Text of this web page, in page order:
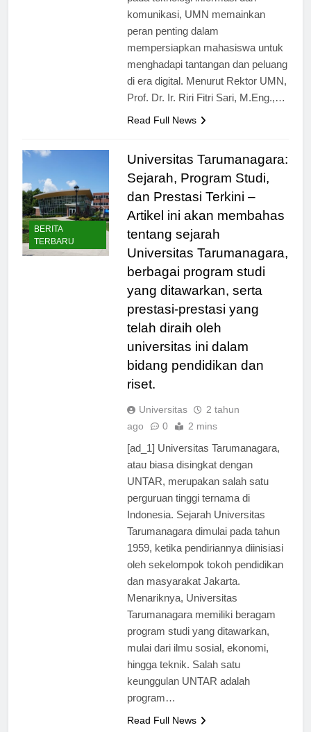
pada teknologi informasi dan
komunikasi, UMN memainkan
peran penting dalam
mempersiapkan mahasiswa untuk
menghadapi tantangan dan peluang
di era digital. Menurut Rektor UMN,
BERITA
TERBARU
Universitas Tarumanagara:
Sejarah, Program Studi,
dan Prestasi Terkini –
Artikel ini akan membahas
tentang sejarah
Universitas Tarumanagara,
berbagai program studi
yang ditawarkan, serta
prestasi-prestasi yang
telah diraih oleh
universitas ini dalam
bidang pendidikan dan
Universitas
2 tahun
[ad_1] Universitas Tarumanagara,
atau biasa disingkat dengan
UNTAR, merupakan salah satu
perguruan tinggi ternama di
Indonesia. Sejarah Universitas
Tarumanagara dimulai pada tahun
1959, ketika pendiriannya diinisiasi
oleh sekelompok tokoh pendidikan
dan masyarakat Jakarta.
Menariknya, Universitas
Tarumanagara memiliki beragam
program studi yang ditawarkan,
mulai dari ilmu sosial, ekonomi,
hingga teknik. Salah satu
keunggulan UNTAR adalah